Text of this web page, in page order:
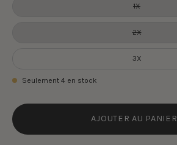
1X
2X
3X
Seulement 4 en stock
AJOUTER AU PANIER